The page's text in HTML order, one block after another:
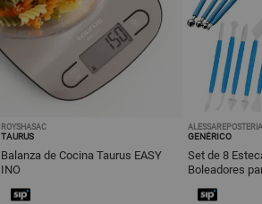
ROYSHASAC
TAURUS
Balanza de Cocina Taurus EASY
INO
ALESSAREPOSTERIA
GENÉRICO
Set de 8
Boleadores